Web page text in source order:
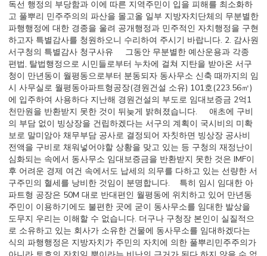
독선 행정의 부당함과 이에 따른 지역주민이 입을 피해를 최소화하
고 풀뿌리 민주주의의 파산을 몰고올 일부 지방자치단체의 무분별한
파행행정에 대한 경종을 울려 공개행정과 민주적인 자치행정을 구현
하고자 특별감사를 청원하오니 수리하여 주시기 바랍니다. 2. 감사원
서구청의 특별감사 청구사유 그동안 무분별한 예산운용과 각종
편법, 탈법행정으로 시민들로부터 누차에 걸쳐 지탄을 받아온 서구
청이 만년동이 월평동으로부터 분동되자 동사무소 신축 때까지의 임
시 사무실로 월평동아파트형공장(경원건설 소유) 101호(223.56㎡)
에 입주하여 사용하다 지난해 경원건설의 부도로 임대보증금 2억1
천만원을 반환받지 못한 것이 뒤늦게 밝혀졌습니다. 애초에 구비
의 부담 없이 빙상장을 건립하겠다는 서구의 계획이 국시비의 미확
보로 말미암아 채무부담 공사로 결정되어 자칫하면 빙상장 공사비
전액을 구비로 채워넣어야할 상황을 맞고 있는 등 구청의 재정난이
심화되는 속에서 동사무소 임대보증금을 반환받지 못한 것은 IMF이
후 어려운 경제 여건 속에서도 납세의 의무를 다하고 있는 선량한 서
구주민의 혈세를 낭비한 것임이 분명합니다. 특히 임시 임대한 아
파트형 공장은 50M 대로 반대편인 월평동에 위치하고 있어 만년동
주민이 이용하기에도 불편한 곳에 굳이 동사무소를 임대한 발상을
도무지 우리는 이해할 수 없습니다. 더구나 구청장 본인이 실질적으
로 소유하고 있는 회사가 소유한 건물에 동사무소를 임대하겠다는
식의 파행행정은 지방자치가 주민의 자치에 의한 풀뿌리민주주의가